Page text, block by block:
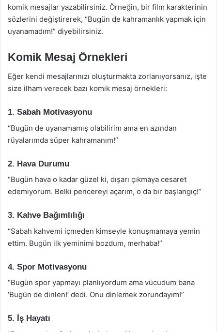
komik mesajlar yazabilirsiniz. Örneğin, bir film karakterinin
sözlerini değiştirerek, “Bugün de kahramanlık yapmak için
uyanamadım!” diyebilirsiniz.
Komik Mesaj Örnekleri
Eğer kendi mesajlarınızı oluşturmakta zorlanıyorsanız, işte
size ilham verecek bazı komik mesaj örnekleri:
1. Sabah Motivasyonu
“Bugün de uyanamamış olabilirim ama en azından
rüyalarımda süper kahramanım!”
2. Hava Durumu
“Bugün hava o kadar güzel ki, dışarı çıkmaya cesaret
edemiyorum. Belki pencereyi açarım, o da bir başlangıç!”
3. Kahve Bağımlılığı
“Sabah kahvemi içmeden kimseyle konuşmamaya yemin
ettim. Bugün ilk yeminimi bozdum, merhaba!”
4. Spor Motivasyonu
“Bugün spor yapmayı planlıyordum ama vücudum bana
‘Bugün de dinlen!’ dedi. Onu dinlemek zorundayım!”
5. İş Hayatı